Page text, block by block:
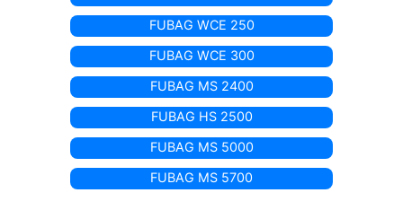
FUBAG WCE 250
FUBAG WCE 300
FUBAG MS 2400
FUBAG HS 2500
FUBAG MS 5000
FUBAG MS 5700